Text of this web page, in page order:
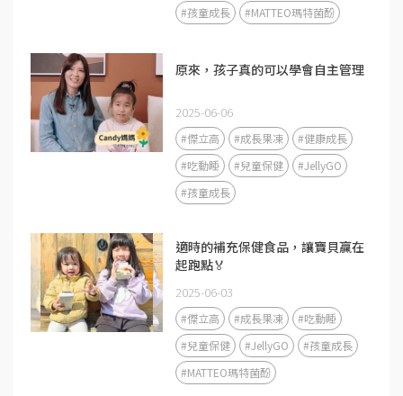
#孩童成長
#MATTEO瑪特菌酚
原來，孩子真的可以學會自主管理
2025-06-06
#傑立高 #成長果凍
#健康成長
#吃動睡
#兒童保健
#JellyGO
#孩童成長
適時的補充保健食品，讓寶貝贏在
起跑點🏅
2025-06-03
#傑立高 #成長果凍
#吃動睡
#兒童保健
#JellyGO
#孩童成長
#MATTEO瑪特菌酚